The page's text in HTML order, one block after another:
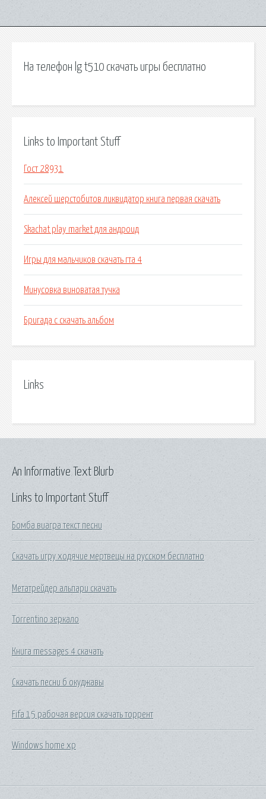
На телефон lg t510 скачать игры бесплатно
Links to Important Stuff
Гост 28931
Алексей шерстобитов ликвидатор книга первая скачать
Skachat play market для андроид
Игры для мальчиков скачать гта 4
Минусовка виноватая тучка
Бригада с скачать альбом
Links
Links to Important Stuff
Бомба виагра текст песни
Скачать игру ходячие мертвецы на русском бесплатно
Метатрейдер альпари скачать
Torrentino зеркало
Книга messages 4 скачать
Скачать песни б окуджавы
Fifa 15 рабочая версия скачать торрент
Windows home xp
An Informative Text Blurb